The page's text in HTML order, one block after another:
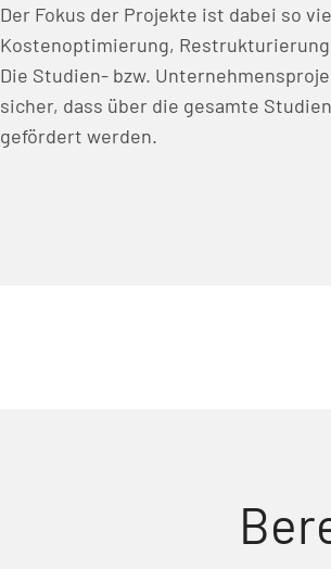
Der Fokus der Projekte ist dabei so
Kostenoptimierung,
Die Studien- bzw.
sicher, dass über die gesamte
gefördert werden.